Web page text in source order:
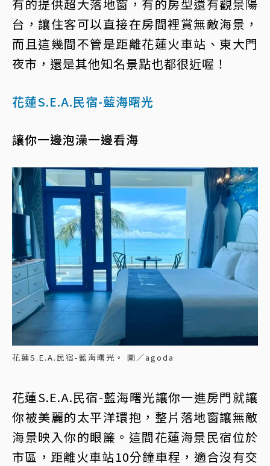
有的提供超大落地窗，有的房型還有觀景陽
台，讓住客可以直接在房間裡賞無敵海景，
而且這幾間不管是距離花蓮火車站、東大門
夜市，還是其他知名景點也都很近喔！
花蓮S.E.A.民宿-藍海曙光
讓你一邊泡澡一邊看海
花蓮S.E.A.民宿-藍海曙光。 圖／agoda
花蓮S.E.A.民宿-藍海曙光讓你一進房門就讓
你被美麗的太平洋環抱，整片落地窗讓無敵
海景映入你的眼簾。這間花蓮海景民宿位於
市區，距離火車站10分鐘車程，適合沒有交